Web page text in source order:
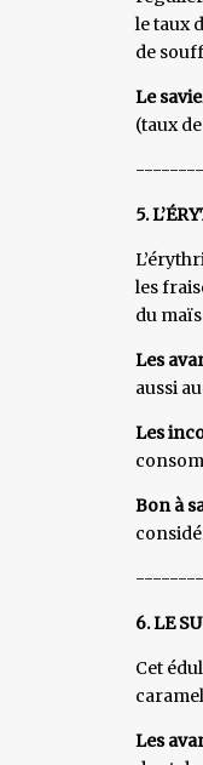
le taux
de
Le
(taux
5.
les
du
Les
aussi
Les
Bon à
6. LE
Cet
Les